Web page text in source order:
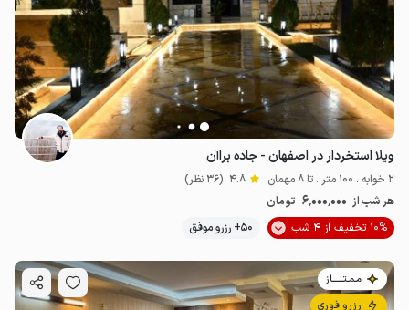
ویلا استخردار در اصفهان - جاده براآن
2 خوابه . 100 متر . تا 8 مهمان 4.8 (36 نظر)
هر شب از 6٬000٬000 تومان
10% تخفیف از 4 شب
50+ رزرو موفق
مـمـتــــــاز
رزرو فوری